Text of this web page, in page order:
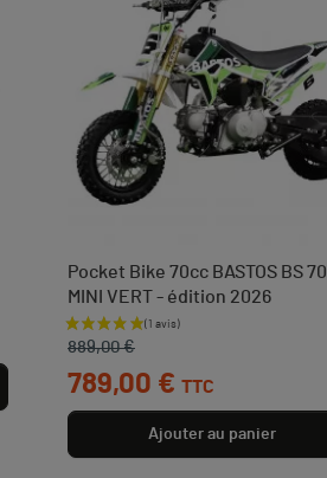
Pocket Bike 70cc BASTOS BS 70
MINI VERT - édition 2026
Prix de base
889,00 €
Prix
789,00 € TTC
Ajouter au panier